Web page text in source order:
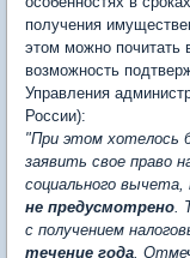
получения
этом можно почитать
возможность
Управления
России):
"При этом хотелось
заявить свое право
социального вычета,
не предусмотрено
с получением
течение года .